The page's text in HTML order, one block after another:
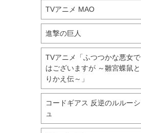
TVアニメ MAO
進撃の巨人
TVアニメ「ふつつかな悪女で
はございますが ～雛宮蝶鼠と
りかえ伝～」
コードギアス 反逆のルルーシ
ュ